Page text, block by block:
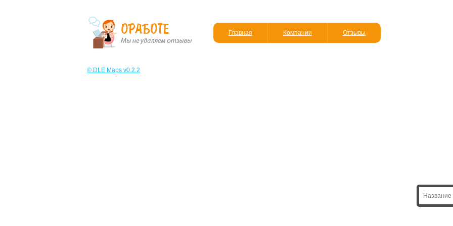
Главная Компании Отзывы
© DLE Maps v0.2.2